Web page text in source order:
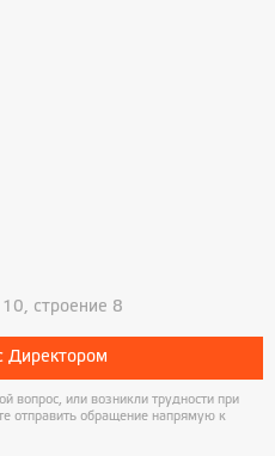
строение 8
Директором
вопрос, или возникли трудности при
отправить обращение напрямую к